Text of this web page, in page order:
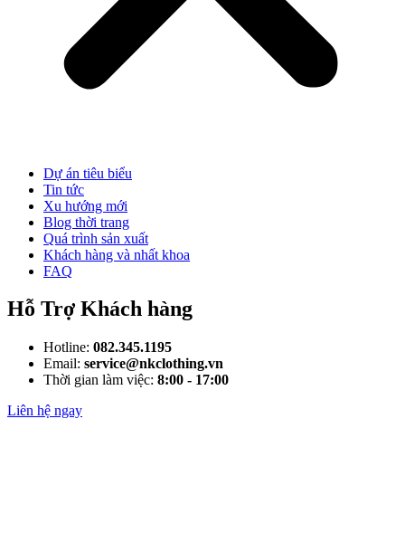
Dự án tiêu biểu
Tin tức
Xu hướng mới
Blog thời trang
Quá trình sản xuất
Khách hàng và nhất khoa
FAQ
Hỗ Trợ Khách hàng
Hotline: 082.345.1195
Email: service@nkclothing.vn
Thời gian làm việc: 8:00 - 17:00
Liên hệ ngay